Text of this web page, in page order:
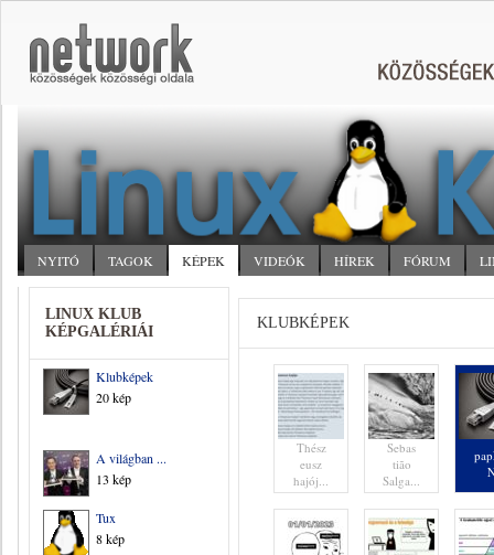
NYITÓ TAGOK KÉPEK VIDEÓK HÍREK FÓRUM
LINUX KLUB
KÉPGALÉRIÁI
Klubképek
20 kép
A világban ...
13 kép
Tux
8 kép
KLUBKÉPEK
Thész
eusz
hajój...
Sebas
tião
Salga...